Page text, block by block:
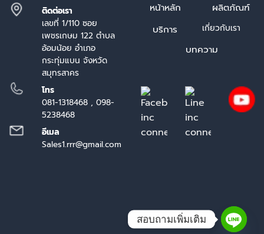
ติดต่อเรา
เลขที่ 1/110 ซอย
เพชรเกษม 122 ตำบล
อ้อมน้อย อำเภอ
กระทุ่มแบน จังหวัด
สมุทรสาคร
โทร
081-1318468 , 098-
5238468
อีเมล
Sales1.rrr@gmail.com
หน้าหลัก
ผลิตภัณฑ์
บริการ
เกี่ยวกับเรา
บทความ
สอบถามเพิ่มเติม